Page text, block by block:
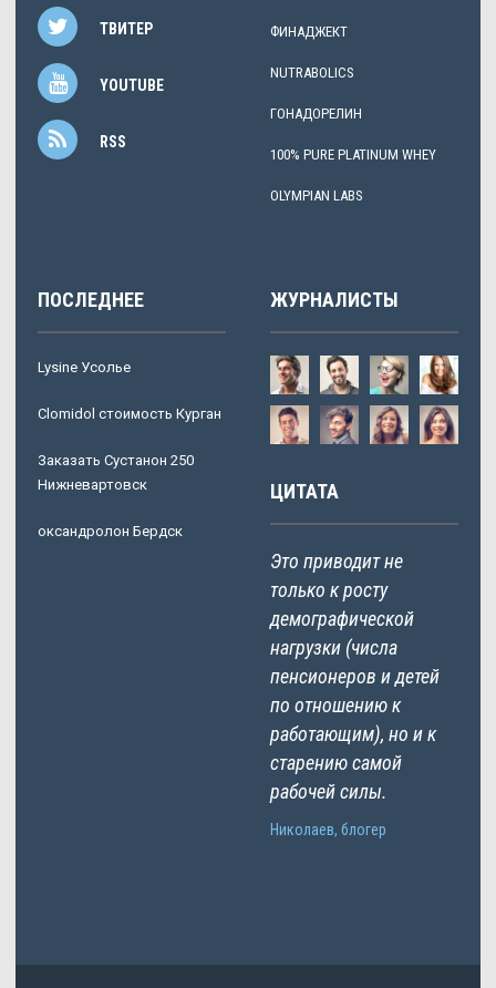
ТВИТЕР
YOUTUBE
RSS
ФИНАДЖЕКТ
NUTRABOLICS
ГОНАДОРЕЛИН
100% PURE PLATINUM WHEY
OLYMPIAN LABS
ПОСЛЕДНЕЕ
Lysine Усолье
Clomidol стоимость Курган
Заказать Сустанон 250
Нижневартовск
оксандролон Бердск
ЖУРНАЛИСТЫ
ЦИТАТА
Это приводит не
только к росту
демографической
нагрузки (числа
пенсионеров и детей
по отношению к
работающим), но и к
старению самой
рабочей силы.
Николаев, блогер